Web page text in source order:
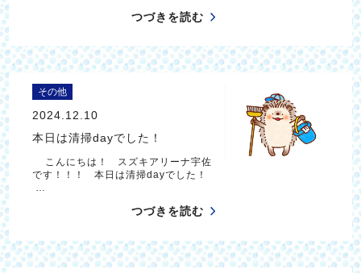
つづきを読む
その他
2024.12.10
本日は清掃dayでした！
こんにちは！ スズキアリーナ宇佐
です！！！ 本日は清掃dayでした！
つづきを読む